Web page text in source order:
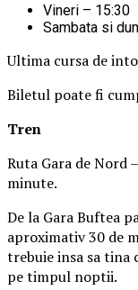
Vineri – 15:30
Sambata si
Ultima cursa de
Biletul poate fi
Tren
Ruta Gara de Nord
minute.
De la Gara Buftea
aproximativ 30 de
trebuie insa sa tina
pe timpul noptii.